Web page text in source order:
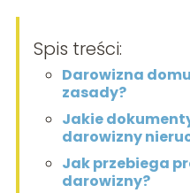
Spis treści:
Darowizna
zasady?
Jakie
darowizny
Jak przebiega
darowizny?